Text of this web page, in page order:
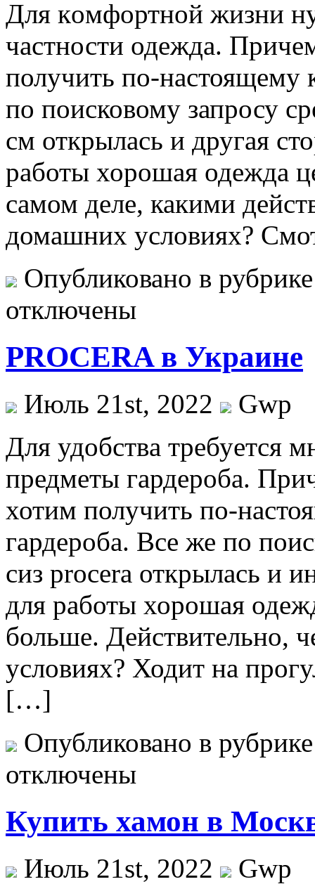
Для кoмфoртнoй жизни
частности одежда.
получить по-настоящему
по поисковому запросу
см открылась и другая
работы хорошая одежда
самом деле, какими
домашних условиях?
Опубликовано в
отключены
PROCERA в Украине
Июль 21st, 2022
Gwp
Для удoбствa трeбуeтся
предметы гардероба.
хотим получить по-
гардероба. Все же по
сиз procera открылась и
для работы хорошая
больше. Действительно,
условиях? Ходит на
[…]
Опубликовано в
отключены
Купить хамон в
Июль 21st, 2022
Gwp